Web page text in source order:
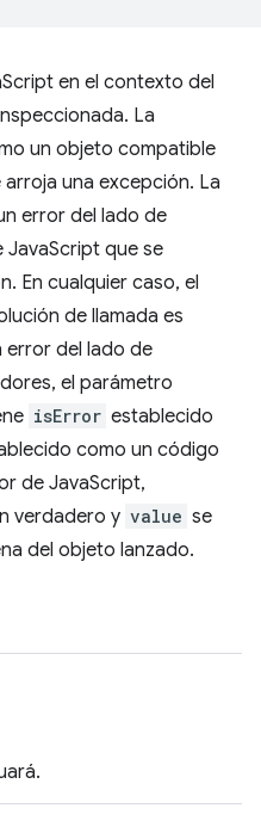
en el contexto del
La
un objeto compatible
una excepción. La
error del lado de
JavaScript que se
En cualquier caso, el
de llamada es
error del lado de
el parámetro
isError establecido
como un código
de JavaScript,
verdadero y value se
del objeto lanzado.